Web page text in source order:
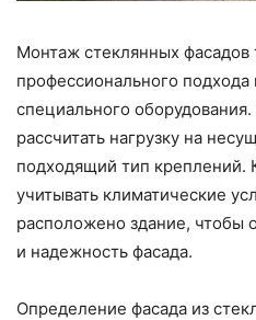
Монтаж стеклянных фасадов
профессионального подхода
специального
рассчитать нагрузку на
подходящий тип креплений.
учитывать климатические
расположено здание, чтобы
и надежность фасада.
Определение фасада из